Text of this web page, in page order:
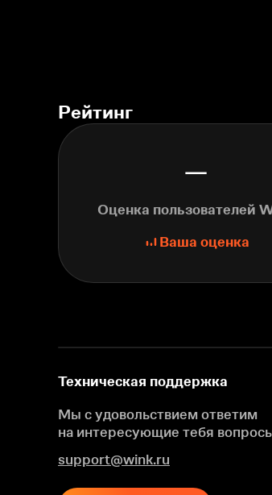
Рейтинг
—
Оценка пользователей
Ваша оценка
Техническая поддержка
Мы с удовольствием ответим
на интересующие тебя
support@wink.ru